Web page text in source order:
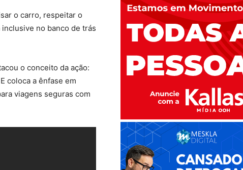
o carro, respeitar o
no banco de trás
o conceito da ação:
coloca a ênfase em
viagens seguras com